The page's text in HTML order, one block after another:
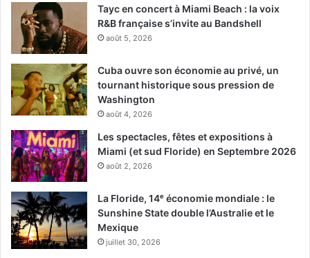
Tayc en concert à Miami Beach : la voix
R&B française s’invite au Bandshell
août 5, 2026
Cuba ouvre son économie au privé, un
tournant historique sous pression de
Washington
août 4, 2026
Les spectacles, fêtes et expositions à
Miami (et sud Floride) en Septembre 2026
août 2, 2026
La Floride, 14ᵉ économie mondiale : le
Sunshine State double l’Australie et le
Mexique
juillet 30, 2026